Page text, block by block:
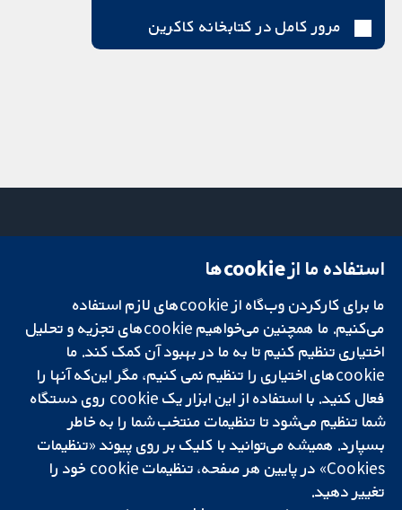
مرور کامل در کتابخانه کاکرین
تحقیقات قابل
اعتماد.
تصمیم‌گیری آگاهانه.
سلامت بهتر.
میدان کاوندیش
لندن
W1G 0AN
بریتانیا
دفتر رسانه‌ای
درباره ما
فرصت‌های
شغلی
Cochrane
Library
شبکه همکاری کاکرین، یک مؤسسه خیریه (شماره 1045921) و یک شرکت با
استفاده ما از cookie‌ها
ما برای کارکردن وب‌گاه از cookie‌های لازم استفاده
می‌کنیم. ما همچنین می‌خواهیم cookie‌های تجزیه و تحلیل
اختیاری تنظیم کنیم تا به ما در بهبود آن کمک کند. ما
cookie‌های اختیاری را تنظیم نمی کنیم، مگر این‌که آنها را
فعال کنید. با استفاده از این ابزار یک cookie‌ روی دستگاه
شما تنظیم می‌شود تا تنظیمات منتخب شما را به خاطر
بسپارد. همیشه می‌توانید با کلیک بر روی پیوند «تنظیمات
Cookies» در پایین هر صفحه، تنظیمات cookie‌ خود را
تغییر دهید.